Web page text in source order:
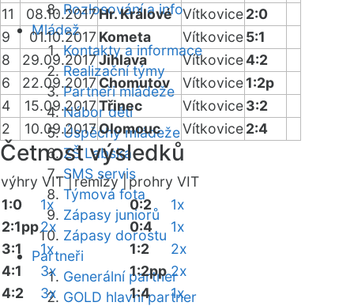
Rozlosování a info
Mládež
Kontakty a informace
Realizační týmy
Partneři mládeže
Nábor dětí
Úspěchy mládeže
ZŠ Labská
SMS servis
Týmová fota
Zápasy juniorů
Zápasy dorostu
Partneři
Generální partner
GOLD hlavní partner
11
08.10.2017Hr. Králové Vítkovice2:0
9
01.10.2017 Kometa Vítkovice5:1
8
29.09.2017Jihlava Vítkovice4:2
6
22.09.2017 Chomutov Vítkovice1:2p
4
15.09.2017Třinec Vítkovice3:2
2
10.09.2017Olomouc Vítkovice2:4
Četnost výsledků
výhry VIT |remízy |prohry VIT
1:0
1x
2:1pp2x
3:1
1x
4:1
3x
4:2
3x
0:2
1x
0:4
1x
1:2
2x
1:2pp 2x
1:4
1x